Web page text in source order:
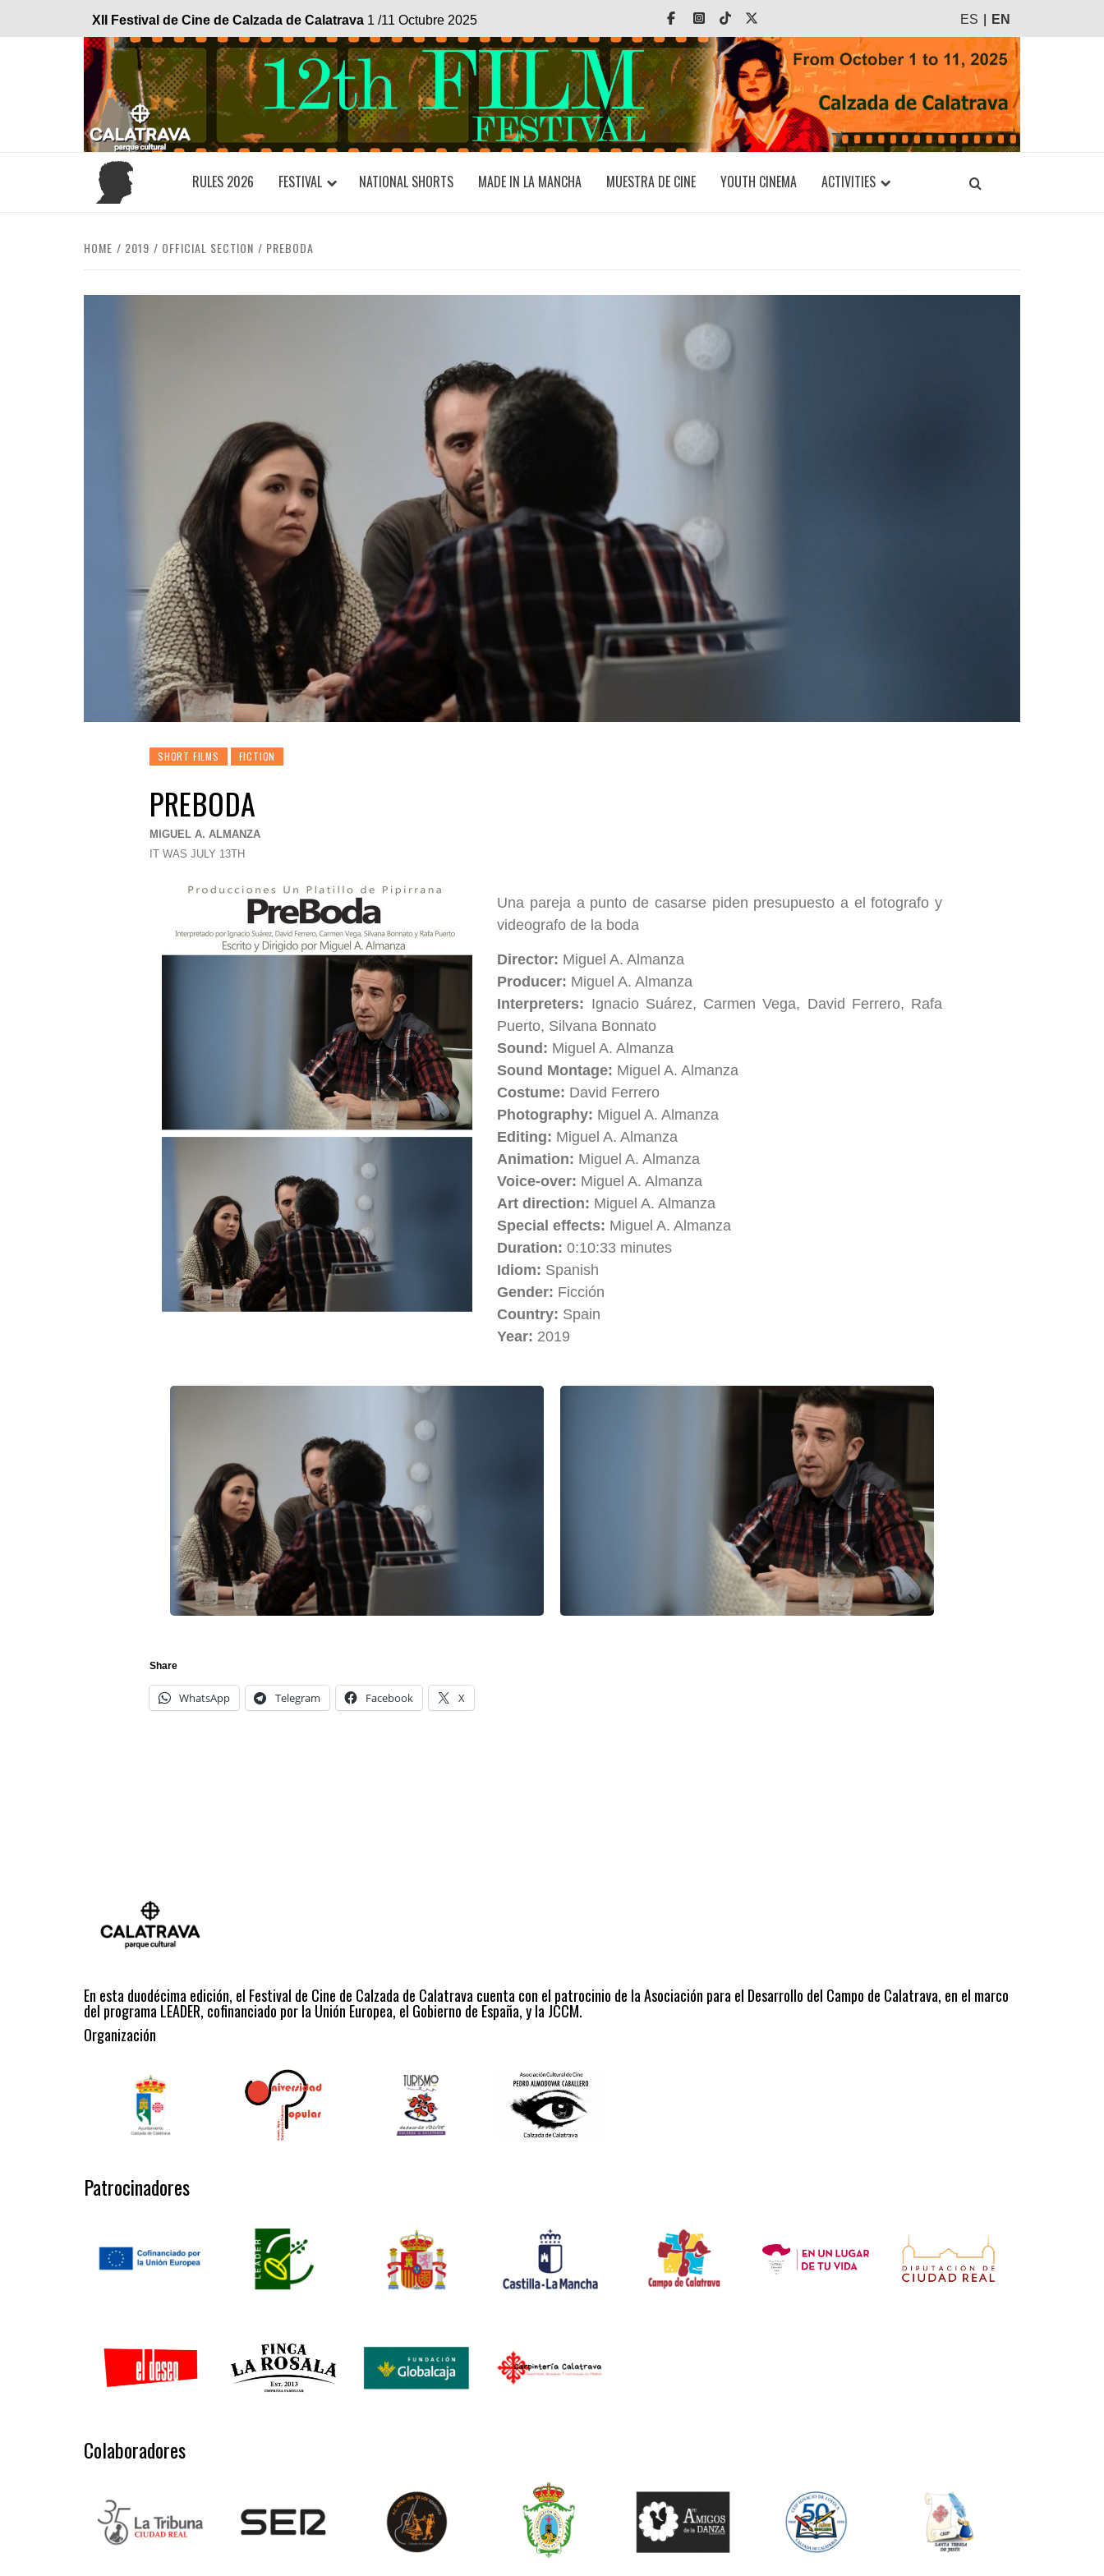
XII Festival de Cine de Calzada de Calatrava 1 /11 Octubre 2025 FacebookInstagram
Tiktok ES EN
RULES 2026 FESTIVAL NATIONAL SHORTS MADE IN LA MANCHA MUESTRA DE CINE YOUTH CINEMA ACTIVITIES
HOME 2019 OFFICIAL SECTION PREBODA
SHORT FILMS FICTION
PREBODA
MIGUEL A. ALMANZA
IT WAS JULY 13TH
Una pareja a punto de casarse piden presupuesto a el fotografo y
videografo de la boda
Director: Miguel A. Almanza
Producer: Miguel A. Almanza
Interpreters: Ignacio Suárez, Carmen Vega, David Ferrero, Rafa
Puerto, Silvana Bonnato
Sound: Miguel A. Almanza
Sound Montage: Miguel A. Almanza
Costume: David Ferrero
Photography: Miguel A. Almanza
Editing: Miguel A. Almanza
Animation: Miguel A. Almanza
Voice-over: Miguel A. Almanza
Art direction: Miguel A. Almanza
Special effects: Miguel A. Almanza
Duration:0:10:33 minutes
Idiom: Spanish
Gender: Ficción
Country: Spain
Year: 2019
Share
WhatsApp Telegram Facebook X
En esta duodécima edición, el Festival de Cine de Calzada de Calatrava cuenta con el patrocinio de la Asociación para el Desarrollo del Campo de Calatrava, en el marco
del programa LEADER, cofinanciado por la Unión Europea, el Gobierno de España, y la JCCM.
Organización
Patrocinadores
Colaboradores